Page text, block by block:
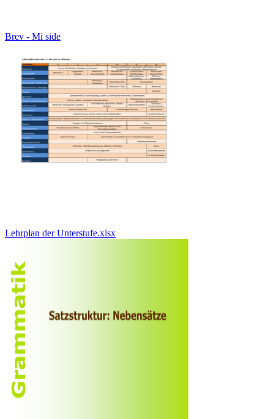
Brev - Mi side
Lehrplan der Unterstufe.xlsx